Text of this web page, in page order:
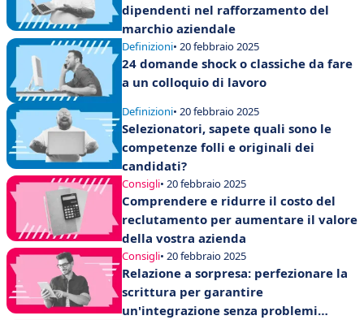
dipendenti nel rafforzamento del
marchio aziendale
Definizioni• 20 febbraio 2025
24 domande shock o classiche da fare
a un colloquio di lavoro
Definizioni• 20 febbraio 2025
Selezionatori, sapete quali sono le
competenze folli e originali dei
candidati?
Consigli• 20 febbraio 2025
Comprendere e ridurre il costo del
reclutamento per aumentare il valore
della vostra azienda
Consigli• 20 febbraio 2025
Relazione a sorpresa: perfezionare la
scrittura per garantire
un'integrazione senza problemi